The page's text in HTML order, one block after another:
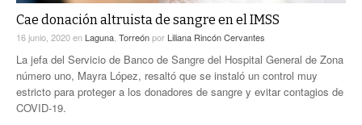
A TODA LEY
ACTUALIDADES GREM
LA MEJOR INFORMACIÓN
Cae donación altruista de sangre en el IMSS
16 junio, 2020en Laguna, Torreónpor Liliana Rincón Cervantes
La jefa del Servicio de Banco de Sangre del Hospital General de Zona
número uno, Mayra López, resaltó que se instaló un control muy
estricto para proteger a los donadores de sangre y evitar contagios de
COVID-19.